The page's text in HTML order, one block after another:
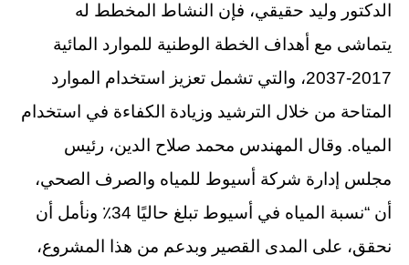
الدكتور وليد حقيقي، فإن النشاط المخطط له
يتماشى مع أهداف الخطة الوطنية للموارد المائية
2017-2037، والتي تشمل تعزيز استخدام الموارد
المتاحة من خلال الترشيد وزيادة الكفاءة في استخدام
المياه. وقال المهندس محمد صلاح الدين، رئيس
مجلس إدارة شركة أسيوط للمياه والصرف الصحي،
أن “نسبة المياه في أسيوط تبلغ حاليًا 34٪ ونأمل أن
نحقق، على المدى القصير وبدعم من هذا المشروع،